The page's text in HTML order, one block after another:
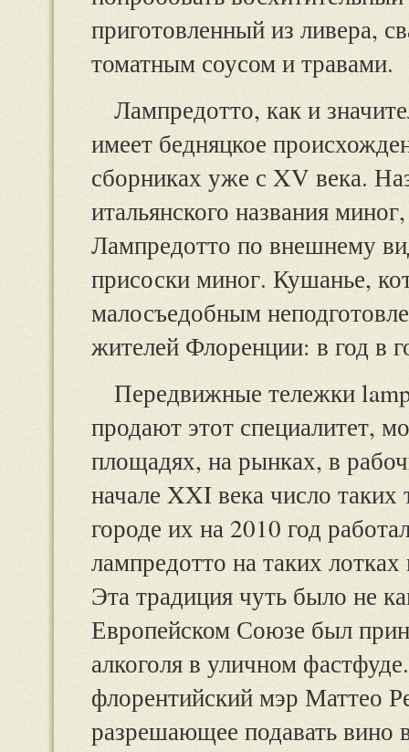
приготовленный из ливера,
томатным соусом и травами.
Лампредотто, как и
имеет бедняцкое
сборниках уже с XV века.
итальянского названия
Лампредотто по внешнему
присоски миног. Кушанье,
малосъедобным
жителей Флоренции: в год в
Передвижные тележки
продают этот специалитет,
площадях, на рынках, в
начале XXI века число
городе их на 2010 год
лампредотто на таких
Эта традиция чуть было не
Европейском Союзе был
алкоголя в уличном
флорентийский мэр Маттео
разрешающее подавать вино